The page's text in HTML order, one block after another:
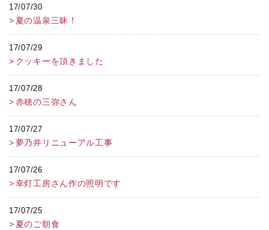
17/07/30
夏の温泉三昧！
17/07/29
クッキーを頂きました
17/07/28
赤穂の三弥さん
17/07/27
夢乃井リニューアル工事
17/07/26
幸灯工房さん作の照明です
17/07/25
夏のご朝食